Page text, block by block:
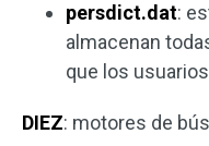
persdict.dat:
almacenan
que los
DIEZ: motores de